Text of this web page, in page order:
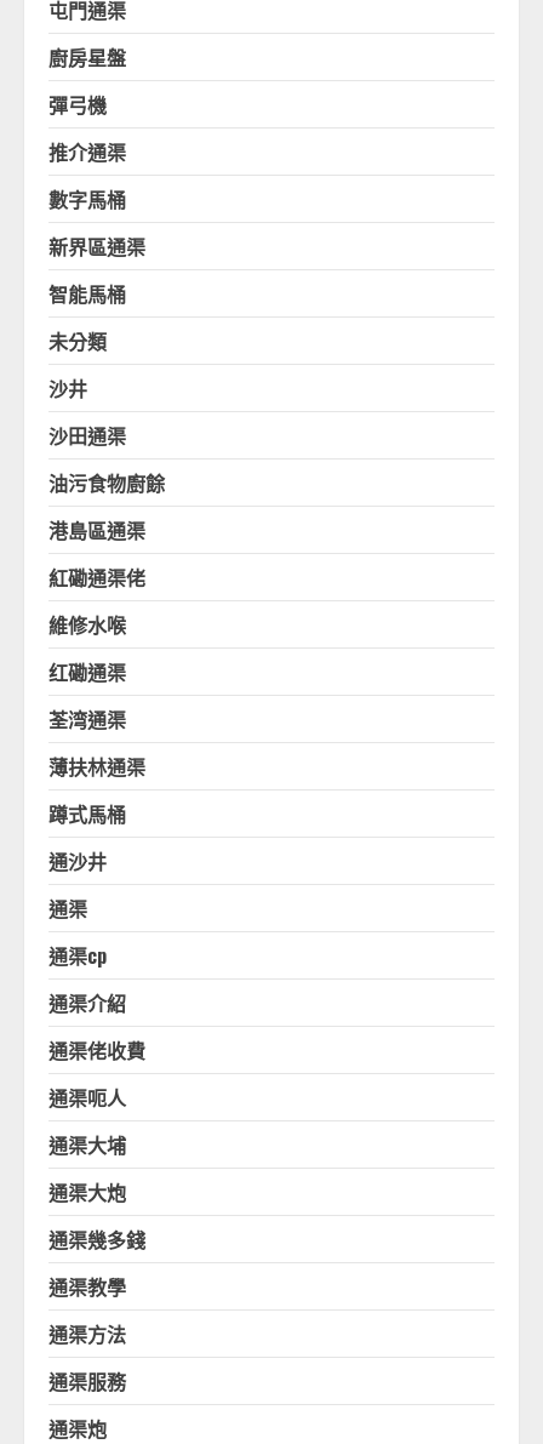
屯門通渠
廚房星盤
彈弓機
推介通渠
數字馬桶
新界區通渠
智能馬桶
未分類
沙井
沙田通渠
油污食物廚餘
港島區通渠
紅磡通渠佬
維修水喉
红磡通渠
荃湾通渠
薄扶林通渠
蹲式馬桶
通沙井
通渠
通渠cp
通渠介紹
通渠佬收費
通渠呃人
通渠大埔
通渠大炮
通渠幾多錢
通渠教學
通渠方法
通渠服務
通渠炮